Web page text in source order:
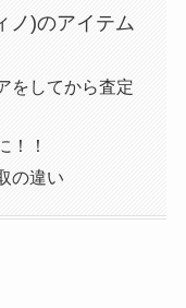
ノ)のアイテム
をしてから査定
！！
の違い